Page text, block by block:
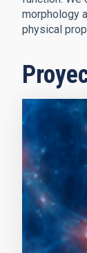
morphology
physical